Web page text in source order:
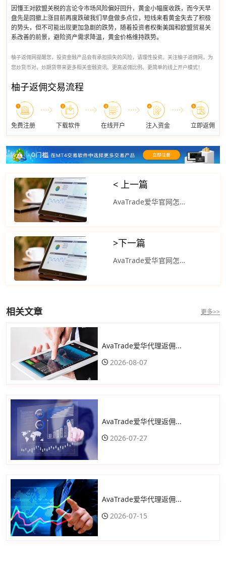
因懂王对欧盟关税的言论令市场风险偏好回升，黄金小幅度收跌，而今天早
盘先是回撤上涨目前再度跌破我们早盘做多点位，短线来看黄金失去了积极
的势头，但不可能出现更加急剧的跌势，随着投资者权衡美国和欧盟贸易关
系改善的前景，避险资产需求降温，黄金价格维持跌势。
柚子返佣网提醒您，投资金融产品会有承担损失的风险，请理性投资。关注柚子返佣网，为
您炒货币对、炒期货带来更多相关金融资讯、更高返佣比例、更简单的线上开户模式！
柚子返佣交易流程
免费注册 下载软件 在线开户 注入资金 立即返佣
< 上一篇
AvaTrade爱华官网怎么样？黄金早盘小幅上涨 欧盘震荡下跌
>下一篇
AvaTrade爱华官网怎么样？现货黄金小幅高开高走 受地缘政治风险影响
相关文章 更多>>
AvaTrade爱华代理返佣...
2026-08-07
AvaTrade爱华代理返佣...
2026-07-27
AvaTrade爱华代理返佣...
2026-07-15